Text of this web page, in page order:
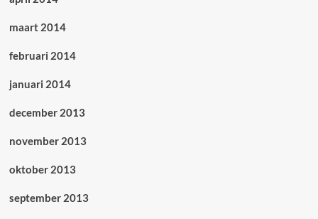
maart 2014
februari 2014
januari 2014
december 2013
november 2013
oktober 2013
september 2013